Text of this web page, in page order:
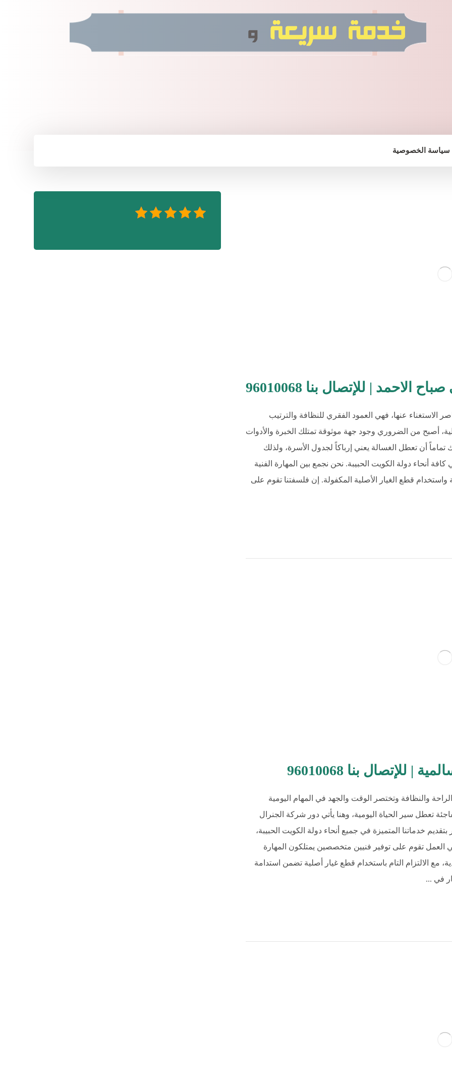
سياسة الخصوصية
| للإتصال بنا 96010068
الاستغناء عنها، فهي العمود الفقري للنظافة والترتيب
أصبح من الضروري وجود جهة موثوقة تمتلك الخبرة والأدوات
أن تعطل الغسالة يعني إرباكاً لجدول الأسرة، ولذلك
أنحاء دولة الكويت الحبيبة. نحن نجمع بين المهارة الفنية
واستخدام قطع الغيار الأصلية المكفولة. إن فلسفتنا تقوم على
بنا 96010068
والنظافة وتختصر الوقت والجهد في المهام اليومية
تعطل سير الحياة اليومية، وهنا يأتي دور شركة الجنرال
خدماتنا المتميزة في جميع أنحاء دولة الكويت الحبيبة،
العمل تقوم على توفير فنيين متخصصين يمتلكون المهارة
مع الالتزام التام باستخدام قطع غيار أصلية تضمن استدامة
في ...